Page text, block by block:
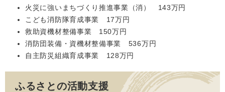
火災に強いまちづくり推進事業（消） 143万円
こども消防隊育成事業 17万円
救助資機材整備事業 150万円
消防団装備・資機材整備事業 536万円
自主防災組織育成事業 128万円
ふるさとの活動支援